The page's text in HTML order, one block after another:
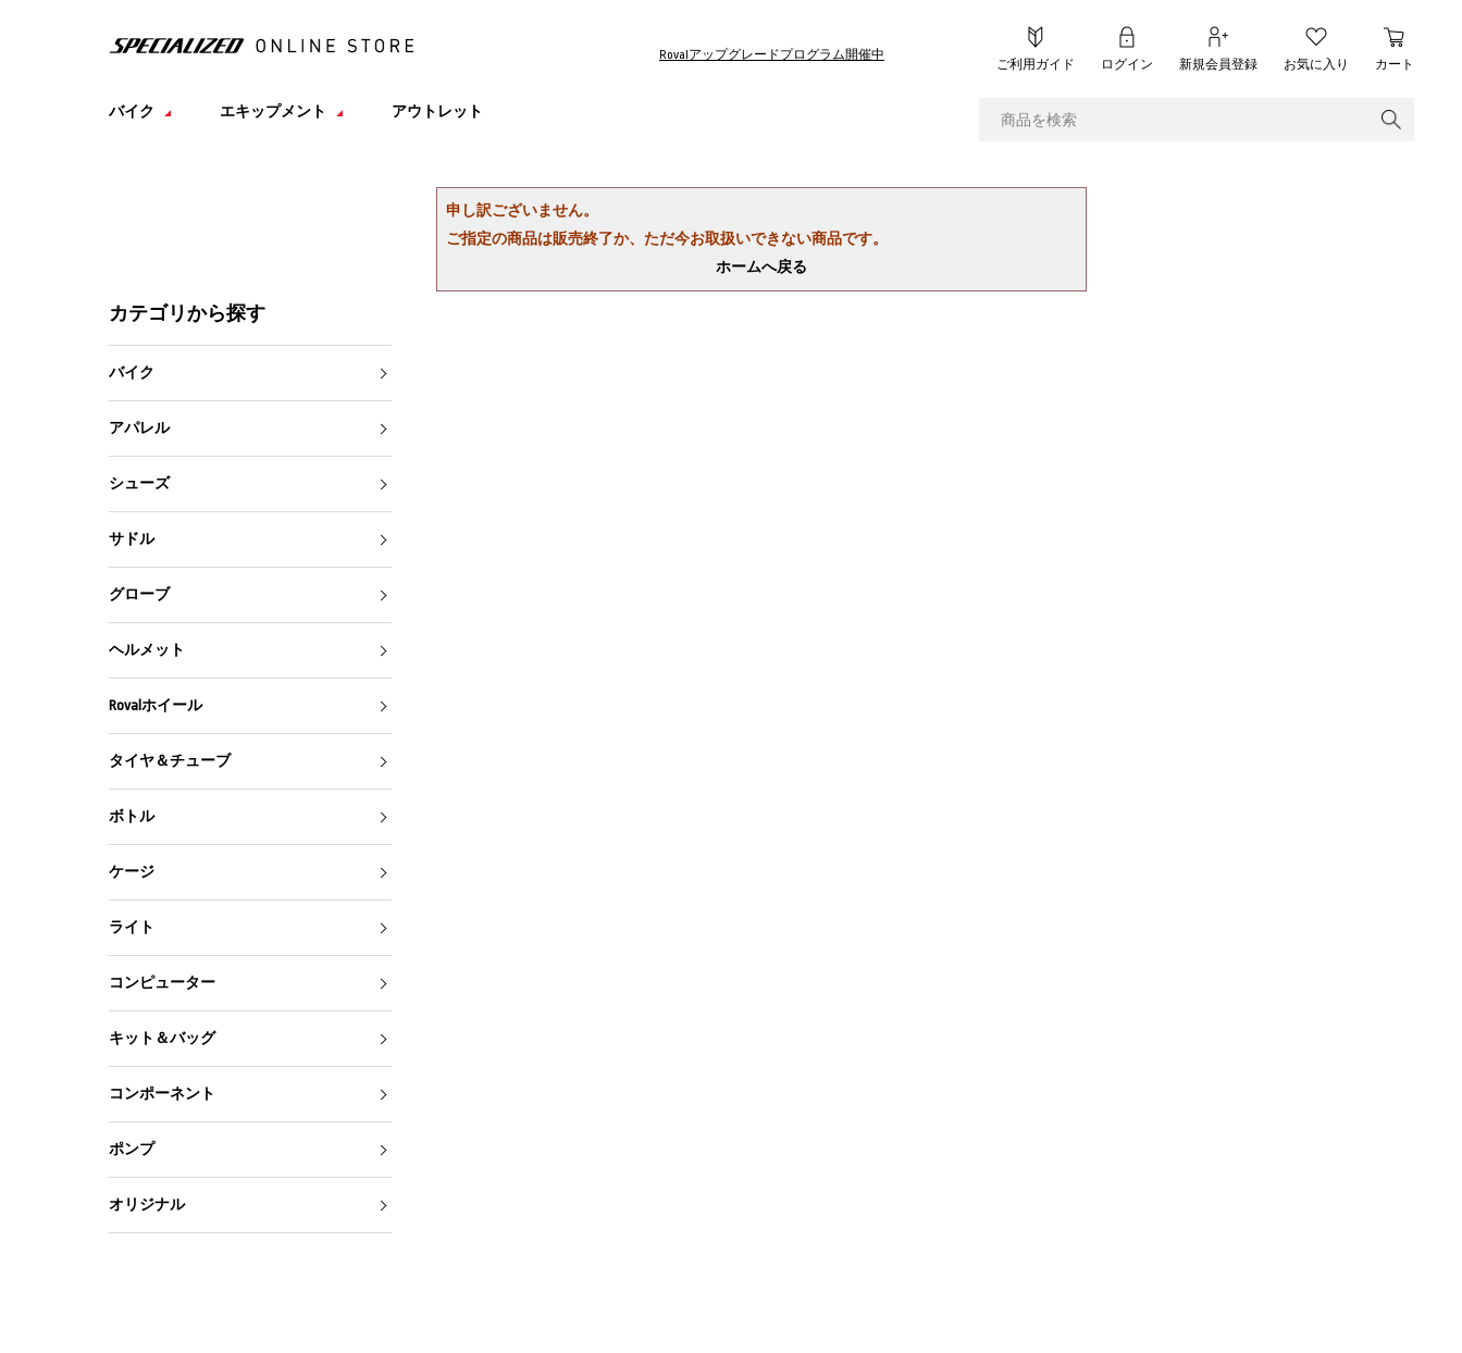
Rovalアップグレードプログラム開催中
ご利用ガイド ログイン 新規会員登録 お気に入り カート
バイク エキップメント アウトレット
申し訳ございません。
ご指定の商品は販売終了か、ただ今お取扱いできない商品です。
ホームへ戻る
カテゴリから探す
バイク
アパレル
シューズ
サドル
グローブ
ヘルメット
Rovalホイール
タイヤ＆チューブ
ボトル
ケージ
ライト
コンピューター
キット＆バッグ
コンポーネント
ポンプ
オリジナル